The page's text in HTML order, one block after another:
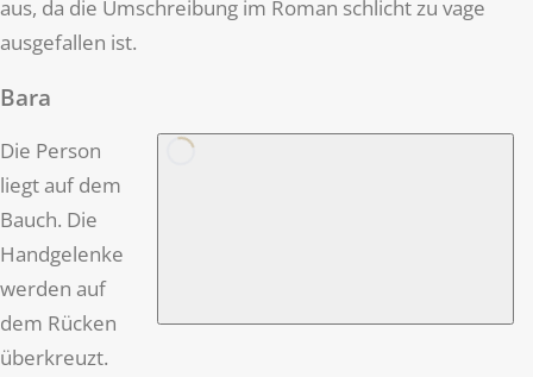
aus, da die Umschreibung im Roman schlicht zu vage
ausgefallen ist.
Bara
Die Person
liegt auf dem
Bauch. Die
Handgelenke
werden auf
dem Rücken
überkreuzt.